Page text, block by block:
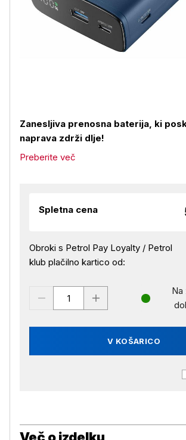
Zanesljiva prenosna baterija, ki
naprava zdrži dlje!
Preberite več
Spletna cena
Obroki s Petrol Pay Loyalty / Petrol
klub plačilno kartico od:
V KOŠARICO
Na